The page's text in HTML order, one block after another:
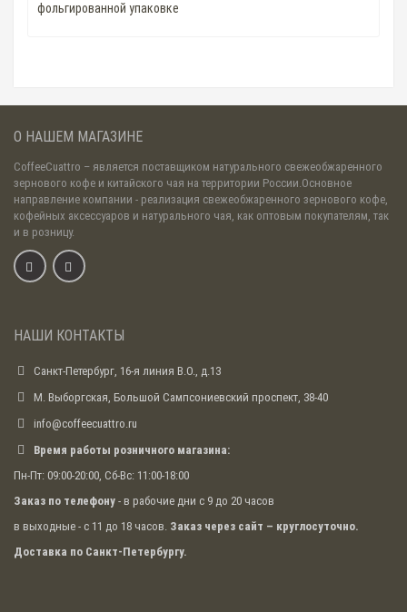
фольгированной упаковке
О НАШЕМ МАГАЗИНЕ
CoffeeCuattro – является поставщиком натурального свежеобжаренного
зернового кофе и китайского чая на территории России.Основное
направление компании - реализация свежеобжаренного зернового кофе,
кофейных аксессуаров и натурального чая, как оптовым покупателям, так
и в розницу.
НАШИ КОНТАКТЫ
Санкт-Петербург, 16-я линия В.О., д.13
М. Выборгская, Большой Сампсониевский проспект, 38-40
info@coffeecuattro.ru
Время работы розничного магазина:
Пн-Пт: 09:00-20:00, Сб-Вс: 11:00-18:00
Заказ по телефону - в рабочие дни с 9 до 20 часов
в выходные - с 11 до 18 часов. Заказ через сайт – круглосуточно.
Доставка по Санкт-Петербургу.